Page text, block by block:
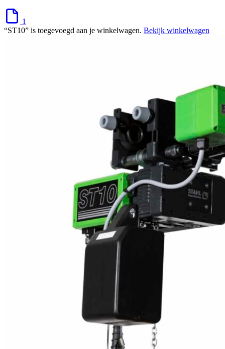
1
“ST10” is toegevoegd aan je winkelwagen. Bekijk winkelwagen